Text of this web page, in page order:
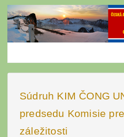
Skip
content
Súdruh KIM ČONG
predsedu Komisie
záležitosti